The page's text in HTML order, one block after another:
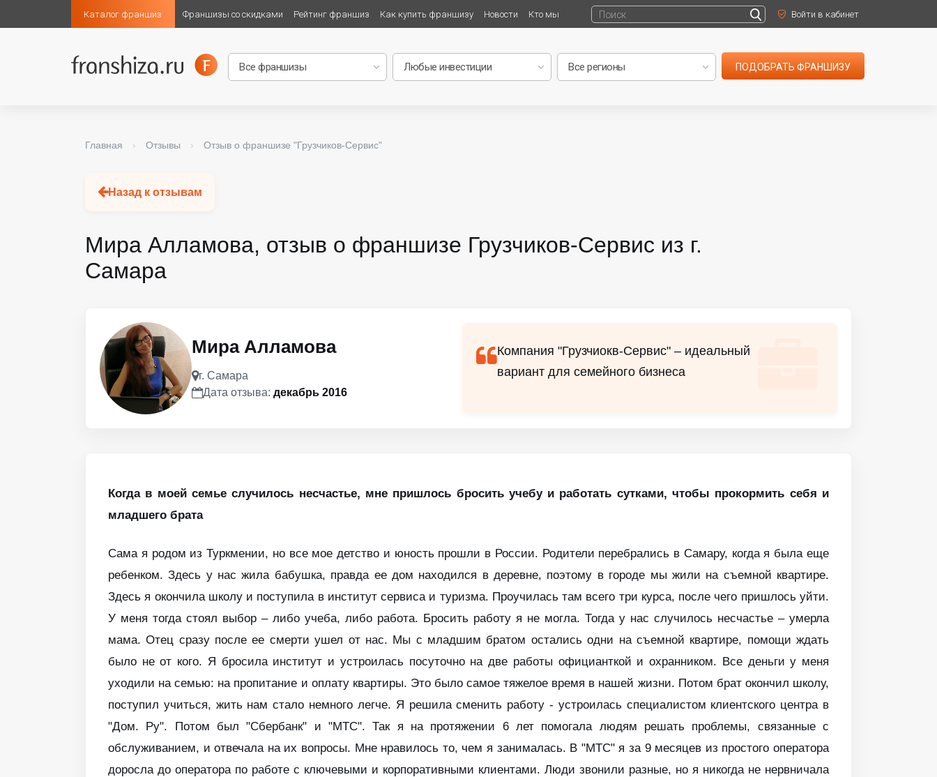
Каталог франшиз Франшизы со скидками Рейтинг франшиз Как купить франшизу Новости Кто мы Войти в кабинет
ПОДОБРАТЬ ФРАНШИЗУ
Главная › Отзывы › Отзыв о франшизе "Грузчиков-Сервис"
Назад к отзывам
Мира Алламова, отзыв о франшизе Грузчиков-Сервис из г.
Самара
Мира Алламова
г. Самара
Дата отзыва: декабрь 2016
Компания "Грузчиокв-Сервис" – идеальный
вариант для семейного бизнеса
Когда в моей семье случилось несчастье, мне пришлось бросить учебу и работать сутками, чтобы прокормить себя и
младшего брата
Сама я родом из Туркмении, но все мое детство и юность прошли в России. Родители перебрались в Самару, когда я была еще
ребенком. Здесь у нас жила бабушка, правда ее дом находился в деревне, поэтому в городе мы жили на съемной квартире.
Здесь я окончила школу и поступила в институт сервиса и туризма. Проучилась там всего три курса, после чего пришлось уйти.
У меня тогда стоял выбор – либо учеба, либо работа. Бросить работу я не могла. Тогда у нас случилось несчастье – умерла
мама. Отец сразу после ее смерти ушел от нас. Мы с младшим братом остались одни на съемной квартире, помощи ждать
было не от кого. Я бросила институт и устроилась посуточно на две работы официанткой и охранником. Все деньги у меня
уходили на семью: на пропитание и оплату квартиры. Это было самое тяжелое время в нашей жизни. Потом брат окончил школу,
поступил учиться, жить нам стало немного легче. Я решила сменить работу - устроилась специалистом клиентского центра в
"Дом. Ру". Потом был "Сбербанк" и "МТС". Так я на протяжении 6 лет помогала людям решать проблемы, связанные с
обслуживанием, и отвечала на их вопросы. Мне нравилось то, чем я занималась. В "МТС" я за 9 месяцев из простого оператора
доросла до оператора по работе с ключевыми и корпоративными клиентами. Люди звонили разные, но я никогда не нервничала